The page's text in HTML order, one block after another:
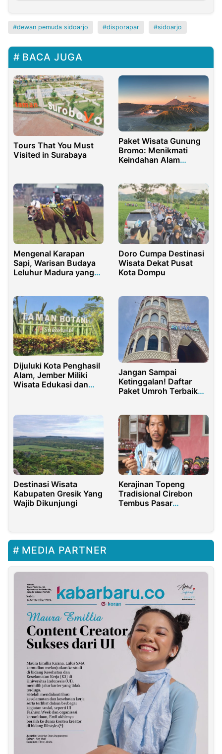
dewan pemuda sidoarjo disporapar sidoarjo
BACA JUGA
Tours That You Must
Visited in Surabaya
Paket Wisata Gunung
Bromo: Menikmati
Keindahan Alam
Mengenal Karapan
Sapi, Warisan Budaya
Leluhur Madura yang
Doro Cumpa Destinasi
Wisata Dekat Pusat
Kota Dompu
Dijuluki Kota Penghasil
Alam, Jember Miliki
Wisata Edukasi dan
Jangan Sampai
Ketinggalan! Daftar
Paket Umroh Terbaik
Destinasi Wisata
Kabupaten Gresik Yang
Wajib Dikunjungi
Kerajinan Topeng
Tradisional Cirebon
Tembus Pasar
MEDIA PARTNER